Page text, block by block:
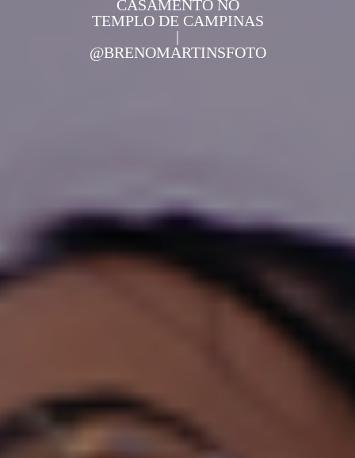
CASAMENTO NO
TEMPLO DE CAMPINAS
|
@BRENOMARTINSFOTO